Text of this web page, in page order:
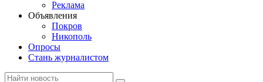
Реклама
Объявления
Покров
Никополь
Опросы
Стань журналистом